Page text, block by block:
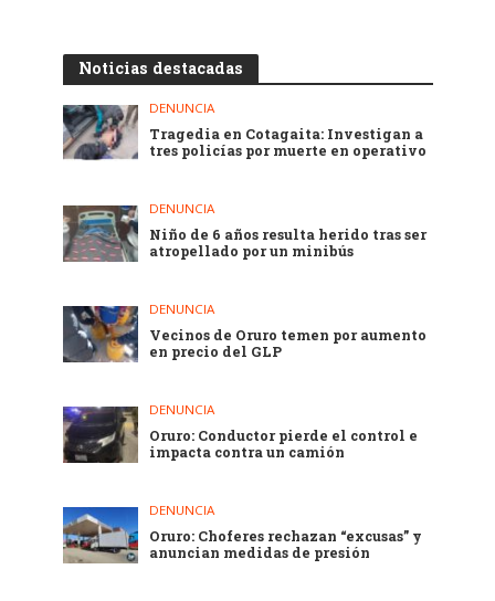
Noticias destacadas
DENUNCIA
Tragedia en Cotagaita: Investigan a
tres policías por muerte en operativo
DENUNCIA
Niño de 6 años resulta herido tras ser
atropellado por un minibús
DENUNCIA
Vecinos de Oruro temen por aumento
en precio del GLP
DENUNCIA
Oruro: Conductor pierde el control e
impacta contra un camión
DENUNCIA
Oruro: Choferes rechazan “excusas” y
anuncian medidas de presión